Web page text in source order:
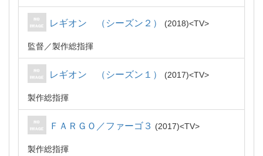
レギオン （シーズン２） 2018 TV
監督 製作総指揮
レギオン （シーズン１） 2017 TV
製作総指揮
ＦＡＲＧＯ／ファーゴ３ 2017 TV
製作総指揮